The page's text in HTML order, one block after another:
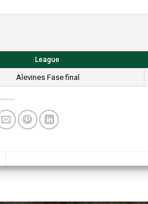
League
Alevines Fase final